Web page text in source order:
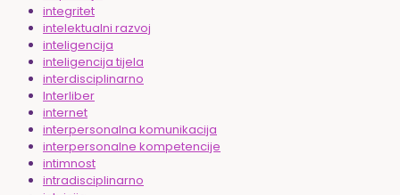
integritet
intelektualni razvoj
inteligencija
inteligencija tijela
interdisciplinarno
Interliber
internet
interpersonalna komunikacija
interpersonalne kompetencije
intimnost
intradisciplinarno